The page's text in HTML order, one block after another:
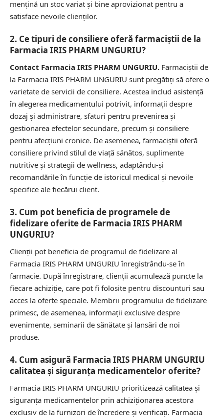
mențină un stoc variat și bine aprovizionat pentru a
satisface nevoile clienților.
2. Ce tipuri de consiliere oferă farmaciștii de la
Farmacia IRIS PHARM UNGURIU?
Contact Farmacia IRIS PHARM UNGURIU. Farmaciștii de
la Farmacia IRIS PHARM UNGURIU sunt pregătiți să ofere o
varietate de servicii de consiliere. Acestea includ asistență
în alegerea medicamentului potrivit, informații despre
dozaj și administrare, sfaturi pentru prevenirea și
gestionarea efectelor secundare, precum și consiliere
pentru afecțiuni cronice. De asemenea, farmaciștii oferă
consiliere privind stilul de viață sănătos, suplimente
nutritive și strategii de wellness, adaptându-și
recomandările în funcție de istoricul medical și nevoile
specifice ale fiecărui client.
3. Cum pot beneficia de programele de
fidelizare oferite de Farmacia IRIS PHARM
UNGURIU?
Clienții pot beneficia de programul de fidelizare al
Farmacia IRIS PHARM UNGURIU înregistrându-se în
farmacie. După înregistrare, clienții acumulează puncte la
fiecare achiziție, care pot fi folosite pentru discounturi sau
acces la oferte speciale. Membrii programului de fidelizare
primesc, de asemenea, informații exclusive despre
evenimente, seminarii de sănătate și lansări de noi
produse.
4. Cum asigură Farmacia IRIS PHARM UNGURIU
calitatea și siguranța medicamentelor oferite?
Farmacia IRIS PHARM UNGURIU prioritizează calitatea și
siguranța medicamentelor prin achiziționarea acestora
exclusiv de la furnizori de încredere și verificați. Farmacia